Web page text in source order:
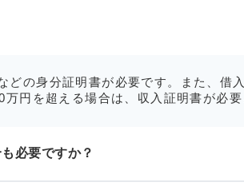
どの身分証明書が必要です。また、借
円を超える場合は、収入証明書が必要
必要ですか？